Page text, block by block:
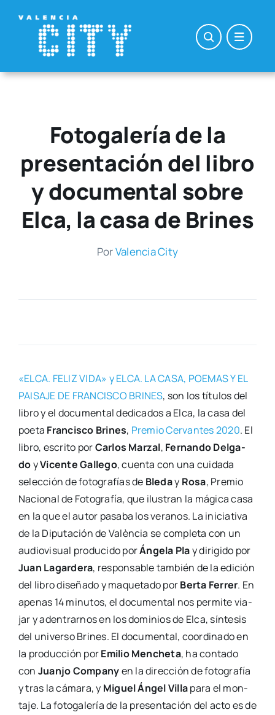
contenido
Fotogalería de la
presentación del libro
y documental sobre
Elca, la casa de Brines
PorValen­cia City
«ELCA. FELIZ VIDA» y ELCA. LA CASA, POEMAS Y EL
PAISAJE DE FRANCISCO BRINES, son los títu­los del
libro y el docu­men­tal dedi­ca­dos a Elca, la casa del
poe­ta Fran­cis­co Bri­nes, Pre­mio Cer­van­tes 2020. El
libro, escri­to porCar­los Mar­zal, Fer­nan­do Del­ga­
doyVicen­te Galle­go, cuen­ta con una cui­da­da
selec­ción de foto­gra­fías de Ble­day Rosa, Pre­mio
Nacio­nal de Foto­gra­fía, que ilus­tran la mági­ca casa
en la que el autor pasa­ba los vera­nos. La ini­cia­ti­va
de la Dipu­tación de Valèn­cia se com­ple­ta con un
audio­vi­sual pro­du­ci­do porÁnge­la Play diri­gi­do por
Juan Lagar­de­ra, res­pon­sa­ble tam­bién de la edi­ción
del libro dise­ña­do y maque­ta­do porBer­ta Ferrer. En
ape­nas 14 minu­tos, el docu­men­tal nos per­mi­te via­
jar y aden­trar­nos en los domi­nios de Elca, sín­te­sis
del uni­ver­so Bri­nes. El docu­men­tal, coor­di­na­do en
la pro­duc­ción porEmi­lio Men­che­ta, ha con­ta­do
con Juan­jo Com­panyen la direc­ción de foto­gra­fía
y tras la cáma­ra, y Miguel Ángel Villapara el mon­
ta­je. La foto­ga­le­ría de la pre­sen­ta­ción del acto es de